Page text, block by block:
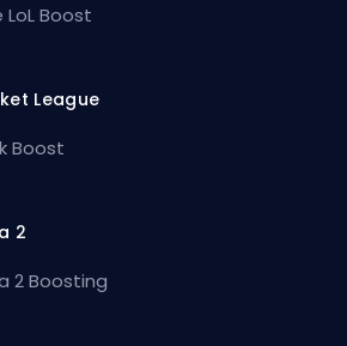
LoL Boost
League
Boost
2
2 Boosting